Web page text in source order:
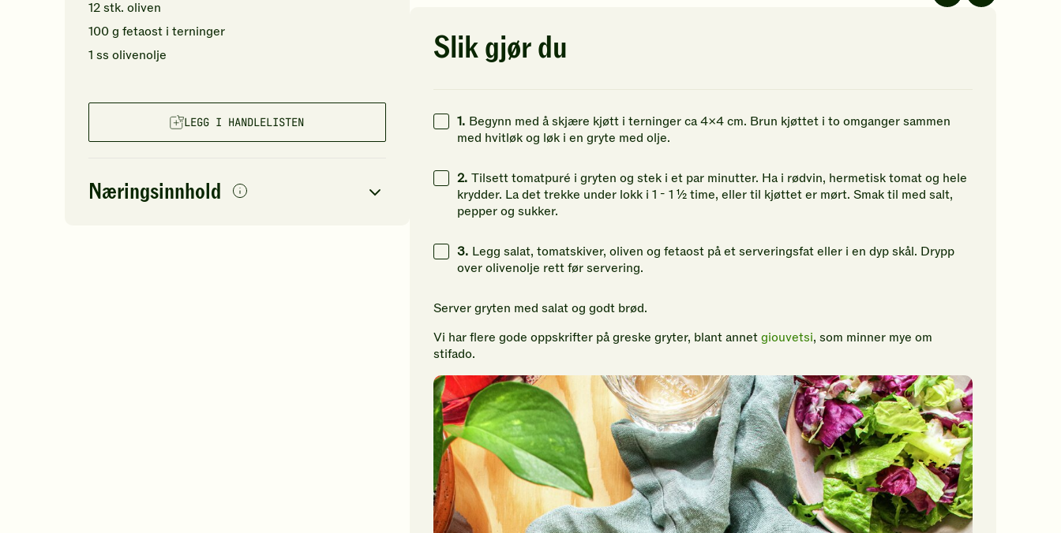
12stk. oliven
100g fetaost i terninger
1 ss olivenolje
LEGG I HANDLELISTEN
Næringsinnhold
stjerner.
Klikk
din
vurdering.
Klikk
din
vurdering.
din
din
vurdering.
Slik gjør du
1. Begynn med å skjære kjøtt i terninger ca 4x4 cm. Brun kjøttet i to omganger sammen
med hvitløk og løk i en gryte med olje.
2. Tilsett tomatpuré i gryten og stek i et par minutter. Ha i rødvin, hermetisk tomat og hele
krydder. La det trekke under lokk i 1 - 1 ½ time, eller til kjøttet er mørt. Smak til med salt,
pepper og sukker.
3. Legg salat, tomatskiver, oliven og fetaost på et serveringsfat eller i en dyp skål. Drypp
over olivenolje rett før servering.
Server gryten med salat og godt brød.
Vi har flere gode oppskrifter på greske gryter, blant annetgiouvetsi, som minner mye om
stifado.